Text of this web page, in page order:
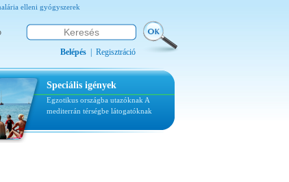
elleni gyógyszerek
Belépés Regisztráció
Speciális igények
Egzotikus országba utazóknak A
mediterrán térségbe látogatóknak